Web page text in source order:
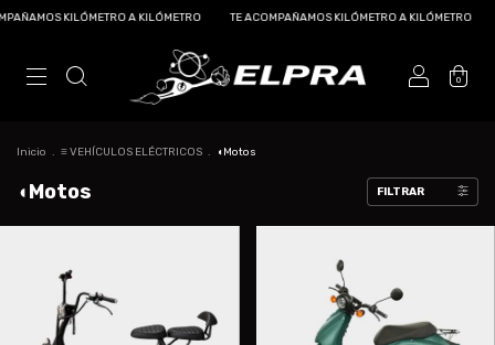
KILÓMETRO A KILÓMETRO TE ACOMPAÑAMOS KILÓMETRO A KILÓMETRO
0
Inicio . ≡ VEHÍCULOS ELÉCTRICOS . ◖Motos
◖Motos FILTRAR